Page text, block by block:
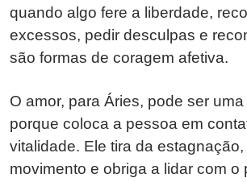
quando algo fere a liberdade,
excessos, pedir desculpas e
são formas de coragem afetiva.
O amor, para Áries, pode ser
porque coloca a pessoa em
vitalidade. Ele tira da
movimento e obriga a lidar com o